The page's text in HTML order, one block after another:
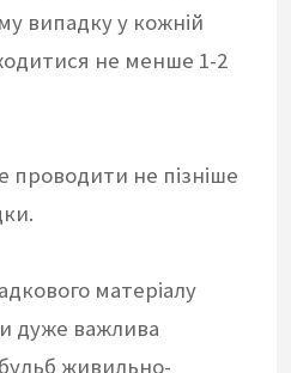
випадку у кожній
не менше 1-2
проводити не пізніше
матеріалу
дуже важлива
живильно-